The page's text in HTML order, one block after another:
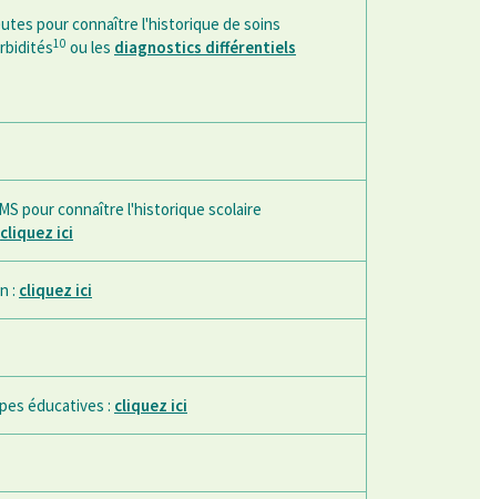
pour connaître l'historique de soins
10 ou les diagnostics différentiels
pour connaître l'historique scolaire
cliquez ici
: cliquez ici
éducatives : cliquez ici